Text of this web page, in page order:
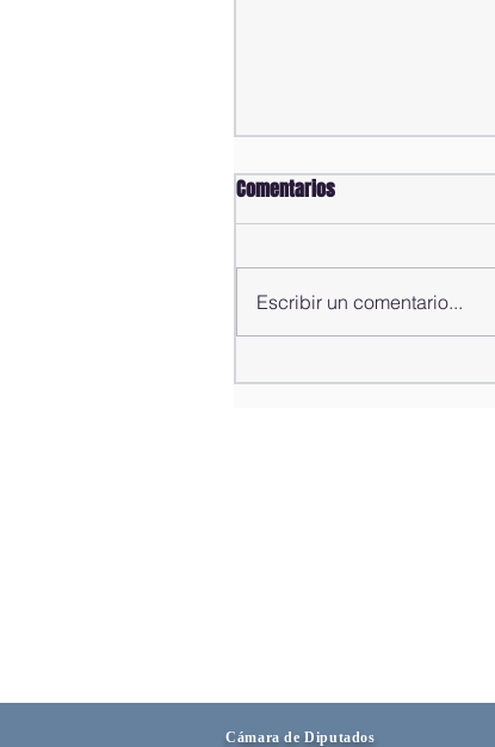
Comentarios
Escribir un comentario...
Cámara de Diputados